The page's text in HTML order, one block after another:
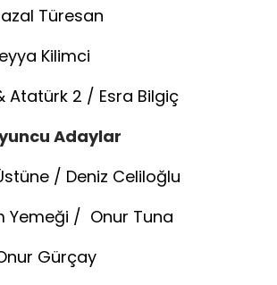
Türesan
Kilimci
Atatürk 2 / Esra Bilgiç
Adaylar
/ Deniz Celiloğlu
Yemeği / Onur Tuna
Gürçay